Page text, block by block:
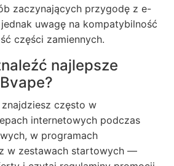
zaczynających przygodę z e-
uwagę na kompatybilność
części zamiennych.
najlepsze
często w
internetowych podczas
w programach
w zestawach startowych —